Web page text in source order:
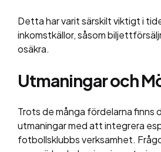
Detta har varit särskilt viktigt i
inkomstkällor, såsom
osäkra.
Utmaningar och
Trots de många fördelarna finns
utmaningar med att integrera
fotbollsklubbs verksamhet.